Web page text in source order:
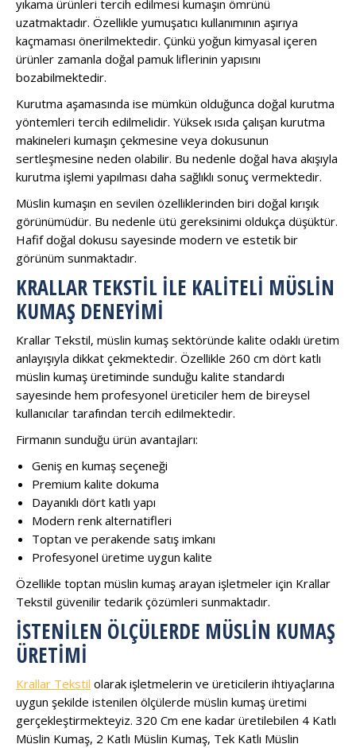
yıkama ürünleri tercih edilmesi kumaşın ömrünü
uzatmaktadır. Özellikle yumuşatıcı kullanımının aşırıya
kaçmaması önerilmektedir. Çünkü yoğun kimyasal içeren
ürünler zamanla doğal pamuk liflerinin yapısını
bozabilmektedir.
Kurutma aşamasında ise mümkün olduğunca doğal kurutma
yöntemleri tercih edilmelidir. Yüksek ısıda çalışan kurutma
makineleri kumaşın çekmesine veya dokusunun
sertleşmesine neden olabilir. Bu nedenle doğal hava akışıyla
kurutma işlemi yapılması daha sağlıklı sonuç vermektedir.
Müslin kumaşın en sevilen özelliklerinden biri doğal kırışık
görünümüdür. Bu nedenle ütü gereksinimi oldukça düşüktür.
Hafif doğal dokusu sayesinde modern ve estetik bir
görünüm sunmaktadır.
KRALLAR TEKSTIL ILE KALITELI MÜSLIN
KUMAŞ DENEYIMI
Krallar Tekstil, müslin kumaş sektöründe kalite odaklı üretim
anlayışıyla dikkat çekmektedir. Özellikle 260 cm dört katlı
müslin kumaş üretiminde sunduğu kalite standardı
sayesinde hem profesyonel üreticiler hem de bireysel
kullanıcılar tarafından tercih edilmektedir.
Firmanın sunduğu ürün avantajları:
Geniş en kumaş seçeneği
Premium kalite dokuma
Dayanıklı dört katlı yapı
Modern renk alternatifleri
Toptan ve perakende satış imkanı
Profesyonel üretime uygun kalite
Özellikle toptan müslin kumaş arayan işletmeler için Krallar
Tekstil güvenilir tedarik çözümleri sunmaktadır.
İSTENILEN ÖLÇÜLERDE MÜSLIN KUMAŞ
ÜRETIMI
Krallar Tekstil olarak işletmelerin ve üreticilerin ihtiyaçlarına
uygun şekilde istenilen ölçülerde müslin kumaş üretimi
gerçekleştirmekteyiz. 320 Cm ene kadar üretilebilen 4 Katlı
Müslin Kumaş, 2 Katlı Müslin Kumaş, Tek Katlı Müslin